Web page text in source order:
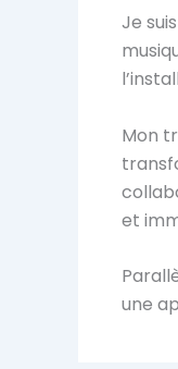
Je
Mon
et
une